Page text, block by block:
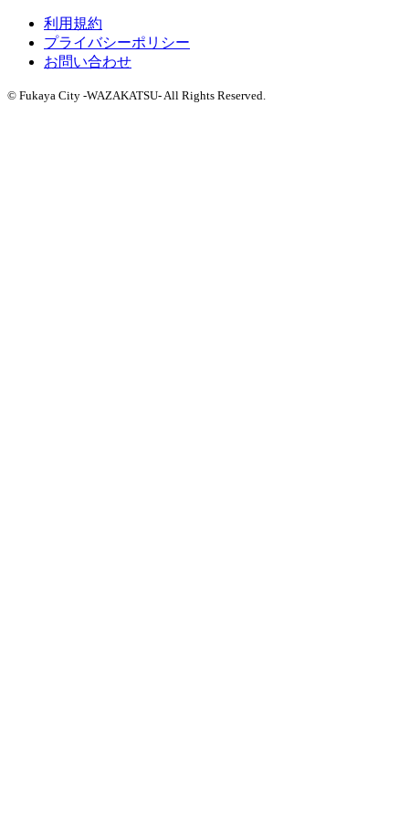
利用規約
プライバシーポリシー
お問い合わせ
© Fukaya City -WAZAKATSU- All Rights Reserved.